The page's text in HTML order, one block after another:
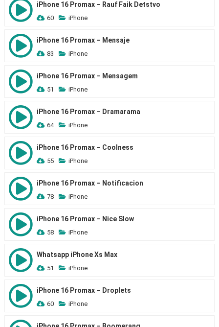
iPhone 16 Promax – Rauf Faik Detstvo
60 iPhone
iPhone 16 Promax – Mensaje
83 iPhone
iPhone 16 Promax – Mensagem
51 iPhone
iPhone 16 Promax – Dramarama
64 iPhone
iPhone 16 Promax – Coolness
55 iPhone
iPhone 16 Promax – Notificacion
78 iPhone
iPhone 16 Promax – Nice Slow
58 iPhone
Whatsapp iPhone Xs Max
51 iPhone
iPhone 16 Promax – Droplets
60 iPhone